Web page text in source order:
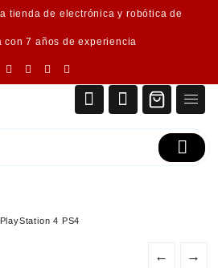
tienda de electrónica y robótica de
con 7 años de experiencia
4 PS4
← →